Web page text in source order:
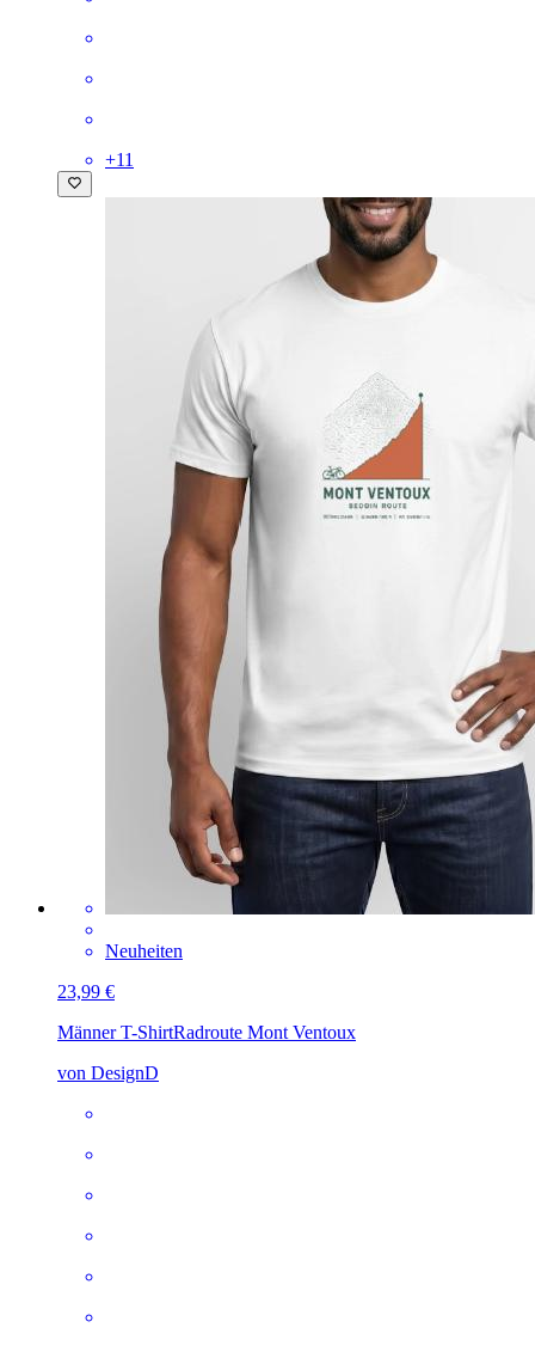
+11
Neuheiten
23,99 €
Männer T-ShirtRadroute Mont Ventoux
von DesignD